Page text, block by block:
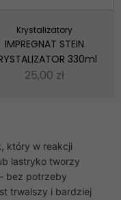
Krystalizatory
IMPREGNAT STEIN
330ml
25,00 zł
który w reakcji
lastryko tworzy
bez potrzeby
trwalszy i bardziej